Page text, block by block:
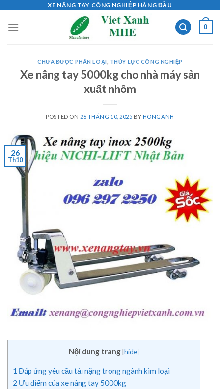
content
XE NÂNG TAY CÔNG NGHIỆP HÀNG ĐẦU
0
CHƯA ĐƯỢC PHÂN LOẠI THỦY LỰC CÔNG NGHIỆP
Xe nâng tay 5000kg cho nhà máy sản
xuất nhôm
POSTED ON 26 THÁNG 10, 2025 BY HONGANH
26
Th10
Nội dung trang[hide]
1 Đáp ứng yêu cầu tải nặng trong ngành kim loại
2 Ưu điểm của xe nâng tay 5000kg